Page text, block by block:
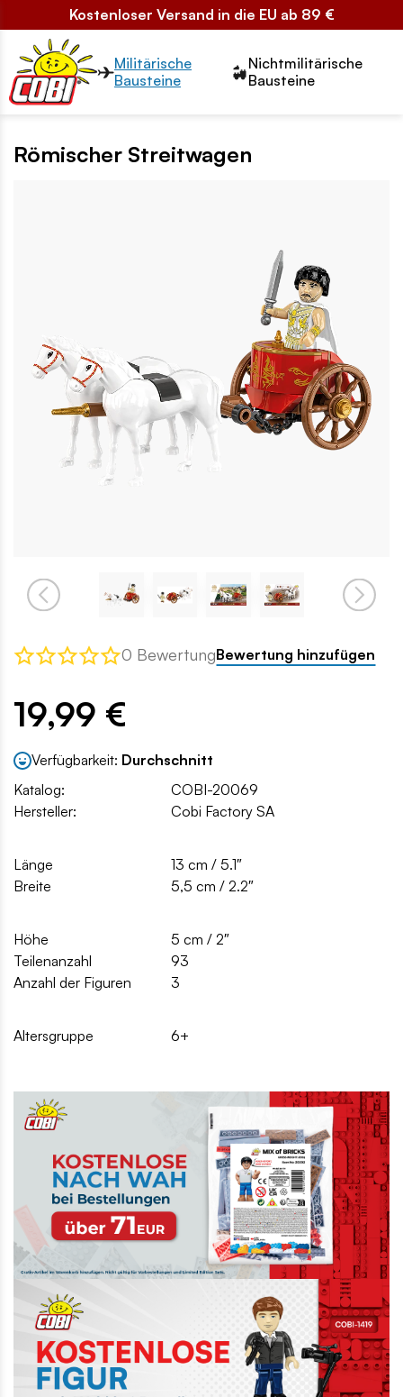
Kostenloser Versand in die EU ab 89 €
Przełącznik segmentów2
Militärische
Bausteine
Nichtmilitärische
Bausteine
Römischer Streitwagen
0 BewertungBewertung hinzufügen
19,99 €
Verfügbarkeit: Durchschnitt
Katalog:
COBI-20069
Hersteller:
Cobi Factory SA
Länge
13 cm / 5.1″
Breite
5,5 cm / 2.2″
Höhe
5 cm / 2″
Teilenanzahl
93
Anzahl der Figuren
3
Altersgruppe 6+